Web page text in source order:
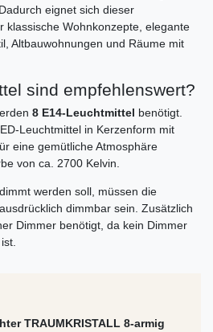
eignet sich dieser
klassische Wohnkonzepte, elegante
Altbauwohnungen und Räume mit
sind empfehlenswert?
8 E14-Leuchtmittel benötigt.
Leuchtmittel in Kerzenform mit
eine gemütliche Atmosphäre
von ca. 2700 Kelvin.
werden soll, müssen die
dimmbar sein. Zusätzlich
Dimmer benötigt, da kein Dimmer
TRAUMKRISTALL 8-armig